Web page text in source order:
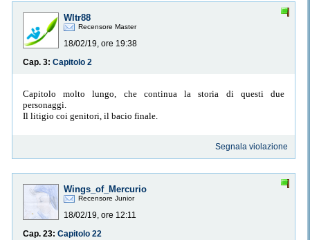
Wltr88
Recensore Master
18/02/19, ore 19:38
Cap. 3: Capitolo 2
Capitolo molto lungo, che continua la storia di questi due
personaggi.
Il litigio coi genitori, il bacio finale.
Segnala violazione
Wings_of_Mercurio
Recensore Junior
18/02/19, ore 12:11
Cap. 23: Capitolo 22